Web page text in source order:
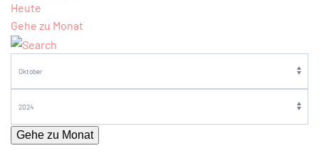
Heute
Gehe zu Monat
Gehe zu Monat